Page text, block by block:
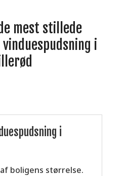
mest stillede
i
i
boligens størrelse.